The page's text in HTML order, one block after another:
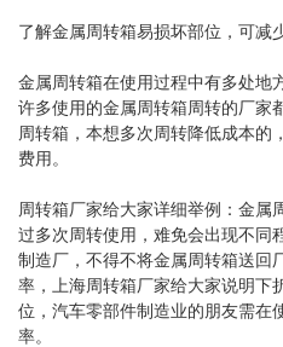
了解金属周转箱易损坏部位，可减
金属周转箱在使用过程中有多处地
许多使用的金属周转箱周转的厂家
周转箱，本想多次周转降低成本的
费用。
周转箱厂家给大家详细举例：金属
过多次周转使用，难免会出现不同
制造厂，不得不将金属周转箱送回
率，上海周转箱厂家给大家说明下
位，汽车零部件制造业的朋友需在
率。